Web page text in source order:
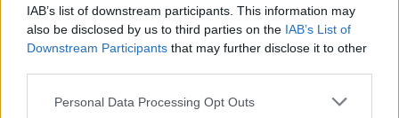
IAB’s list of downstream participants. This information may
also be disclosed by us to third parties on the IAB’s List of
Downstream Participants that may further disclose it to other
Personal Data Processing Opt Outs
Ο Φέστα ζητάει από τους ποδοσφαιριστές του
να παίξουν παθιασμένα και δυνατά, ώστε για